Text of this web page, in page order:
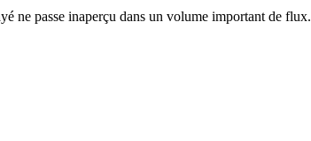
ne passe inaperçu dans un volume important de flux.